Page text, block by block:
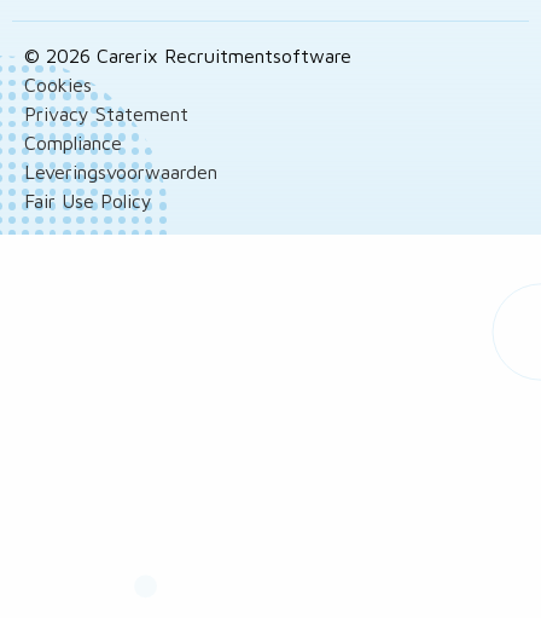
© 2026 Carerix Recruitmentsoftware
Cookies
Privacy Statement
Compliance
Leveringsvoorwaarden
Fair Use Policy